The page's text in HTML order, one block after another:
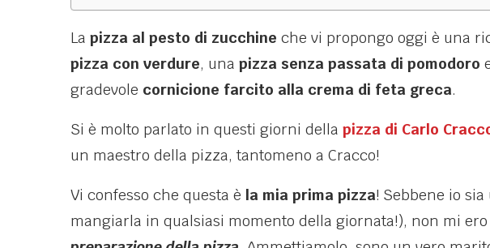
La pizza al pesto di zucchine che vi propongo oggi è una
pizza con verdure, una pizza senza passata di pomodoro
gradevole cornicione farcito alla crema di feta greca.
Si è molto parlato in questi giorni della pizza di Carlo
un maestro della pizza, tantomeno a Cracco!
Vi confesso che questa è la mia prima pizza! Sebbene io sia
mangiarla in qualsiasi momento della giornata!), non mi